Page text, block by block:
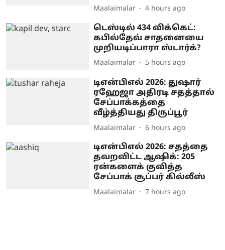
Maalaimalar 4 hours ago
டெஸ்டில் 434 விக்கெட்:
கபில்தேவ் சாதனையை
முறியடிப்பாரா ஸ்டார்க்?
Maalaimalar 5 hours ago
டிஎன்பிஎல் 2026: துஷார்
ரஹேஜா அதிரடி சதத்தால்
சேப்பாக்கத்தை
வீழ்த்தியது திருப்பூர்
Maalaimalar 6 hours ago
டிஎன்பிஎல் 2026: சதத்தை
தவறவிட்ட ஆஷிக்: 205
ரன்களைக் குவித்த
சேப்பாக் சூப்பர் கில்லீஸ்
Maalaimalar 7 hours ago